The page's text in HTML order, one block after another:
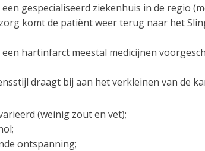
gespecialiseerd ziekenhuis in de regio
komt de patiënt weer terug naar het
hartinfarct meestal medicijnen
draagt bij aan het verkleinen van de
(weinig zout en vet);
ontspanning;